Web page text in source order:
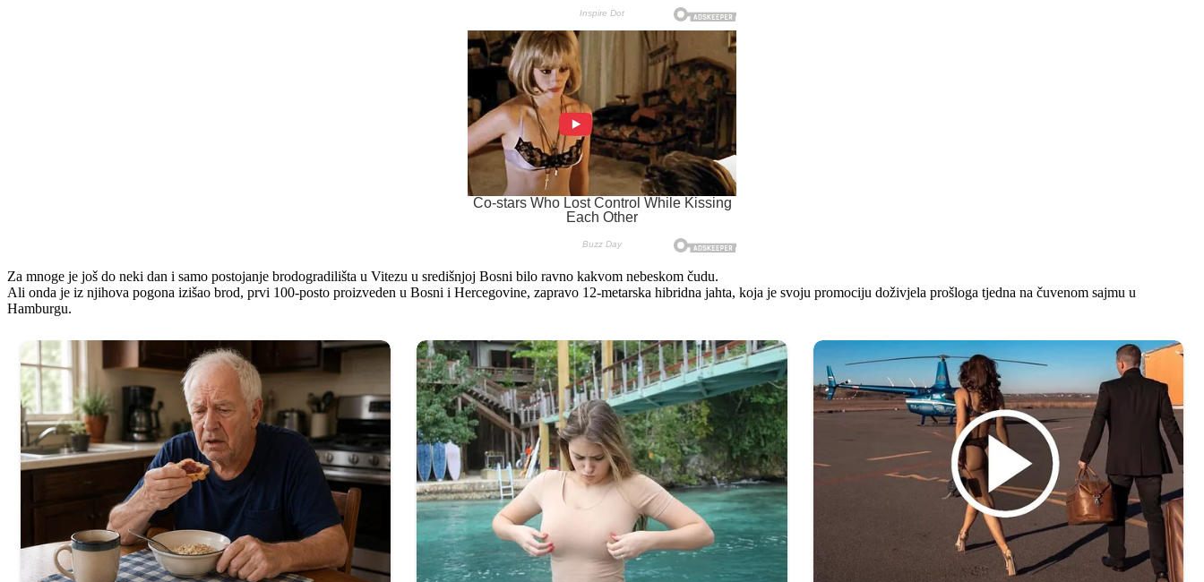
Za mnoge je još do neki dan i samo postojanje brodogradilišta u Vitezu u središnjoj Bosni bilo ravno kakvom nebeskom čudu.
Ali onda je iz njihova pogona izišao brod, prvi 100-posto proizveden u Bosni i Hercegovine, zapravo 12-metarska hibridna jahta, koja je svoju promociju doživjela prošloga tjedna na čuvenom sajmu u
Hamburgu.